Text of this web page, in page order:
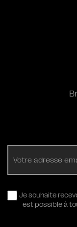
Je souhaite
est possible à